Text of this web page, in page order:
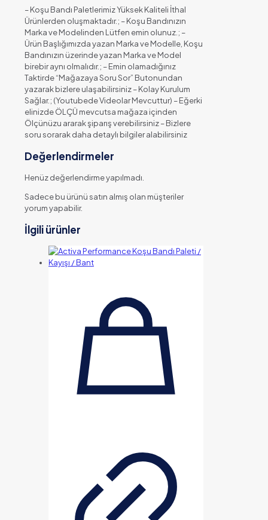
– Koşu Bandı Paletlerimiz Yüksek Kaliteli İthal
Ürünlerden oluşmaktadır.; – Koşu Bandınızın
Marka ve Modelinden Lütfen emin olunuz.; –
Ürün Başlığımızda yazan Marka ve Modelle, Koşu
Bandınızın üzerinde yazan Marka ve Model
birebir aynı olmalıdır.; – Emin olamadığınız
Taktirde “Mağazaya Soru Sor” Butonundan
yazarak bizlere ulaşabilirsiniz – Kolay Kurulum
Sağlar.; (Youtubede Videolar Mevcuttur) – Eğerki
elinizde ÖLÇÜ mevcutsa mağaza içinden
Ölçünüzu ararak şiparış verebilirsiniz – Bizlere
soru sorarak daha detaylı bilgiler alabilirsiniz
Değerlendirmeler
Henüz değerlendirme yapılmadı.
Sadece bu ürünü satın almış olan müşteriler
yorum yapabilir.
İlgili ürünler